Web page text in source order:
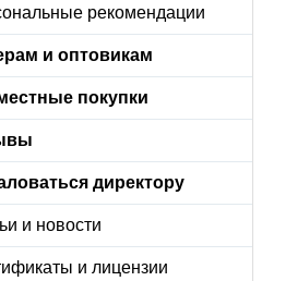
рекомендации
и оптовикам
покупки
директору
и новости
и лицензии